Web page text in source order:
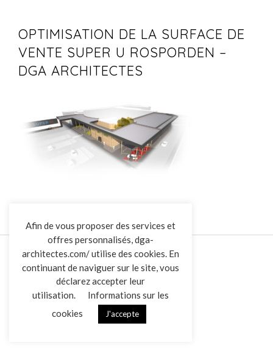
L’AGENCE
RÉALISATIONS
ACTUALITÉS
CONTACT
OPTIMISATION DE LA SURFACE DE
VENTE SUPER U ROSPORDEN –
DGA ARCHITECTES
Overview
Afin de vous proposer des services et
offres personnalisés, dga-
architectes.com/ utilise des cookies. En
continuant de naviguer sur le site, vous
déclarez accepter leur
utilisation.
Informations sur les
cookies
J'accepte